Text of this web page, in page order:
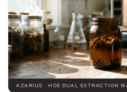
AZARIUS · HOE DUAL EXTRACTION